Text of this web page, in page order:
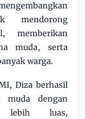
mendorong
memberikan
muda, serta
warga.
Diza berhasil
muda dengan
lebih luas,